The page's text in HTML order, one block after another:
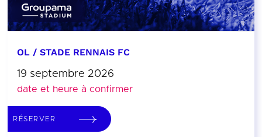
OL / STADE RENNAIS FC
19 septembre 2026
date et heure à confirmer
RÉSERVER